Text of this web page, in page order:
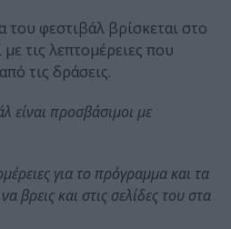
φεστιβάλ βρίσκεται στο
με τις λεπτομέρειες που
τις δράσεις.
είναι προσβάσιμοι με
για το πρόγραμμα και τα
βρεις και στις σελίδες του στα